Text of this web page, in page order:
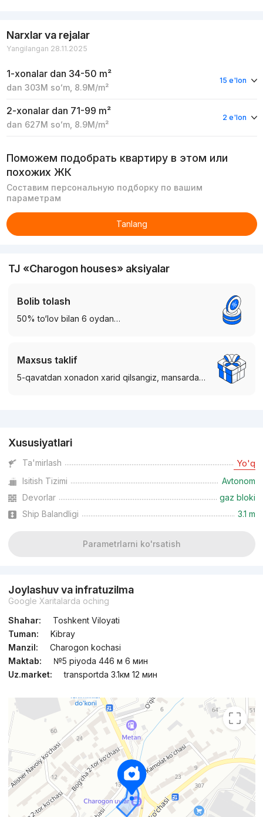
Narxlar va rejalar
Yangilangan 28.11.2025
1-xonalar dan 34-50 m²
dan 303M soʻm, 8.9M/m²
15 e'lon
2-xonalar dan 71-99 m²
dan 627M soʻm, 8.9M/m²
2 e'lon
Поможем подобрать квартиру в этом или
похожих ЖК
Составим персональную подборку по вашим
параметрам
Tanlang
TJ «Charogon houses» aksiyalar
Bolib tolash
50% to‘lov bilan 6 oydan…
Maxsus taklif
5-qavatdan xonadon xarid qilsangiz, mansarda…
Xususiyatlari
Ta'mirlash Yo'q
Isitish Tizimi
Avtonom
Devorlar
gaz bloki
Ship Balandligi
3.1 m
Parametrlarni ko'rsatish
Joylashuv va infratuzilma
Google Xaritalarda oching
Shahar:
Toshkent Viloyati
Tuman:
Kibray
Manzil:
Charogon kochasi
Maktab:
№5 piyoda 446 м 6 мин
Uz.market:
transportda 3.1км 12 мин